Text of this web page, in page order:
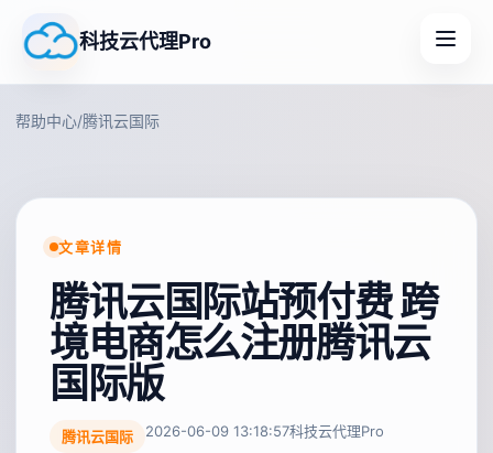
科技云代理Pro
帮助中心/腾讯云国际
文章详情
腾讯云国际站预付费 跨
境电商怎么注册腾讯云
国际版
腾讯云国际 2026-06-09 13:18:57科技云代理Pro